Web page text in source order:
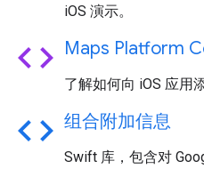
iOS 演示。
code Maps Platform
了解如何向 iOS 应用
code 组合附加信息
Swift 库，包含对